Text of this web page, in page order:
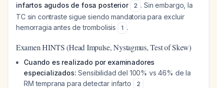
infartos agudos de fosa posterior
2 . Sin embargo, la
TC sin contraste sigue siendo mandatoria para excluir
hemorragia antes de trombolisis
1 .
Examen HINTS (Head Impulse, Nystagmus, Test of Skew)
Cuando es realizado por examinadores
especializados: Sensibilidad del 100% vs 46% de la
RM temprana para detectar infarto
2